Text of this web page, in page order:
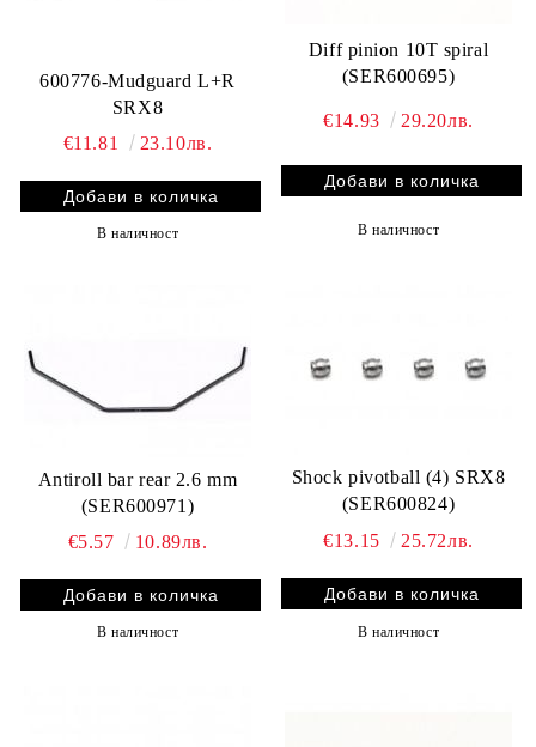
600776-Mudguard L+R
SRX8
€11.81
23.10лв.
В наличност
Diff pinion 10T spiral
(SER600695)
€14.93 29.20лв.
В наличност
Antiroll bar rear 2.6 mm
(SER600971)
€5.57
10.89лв.
В наличност
Shock pivotball (4) SRX8
(SER600824)
€13.15
25.72лв.
В наличност